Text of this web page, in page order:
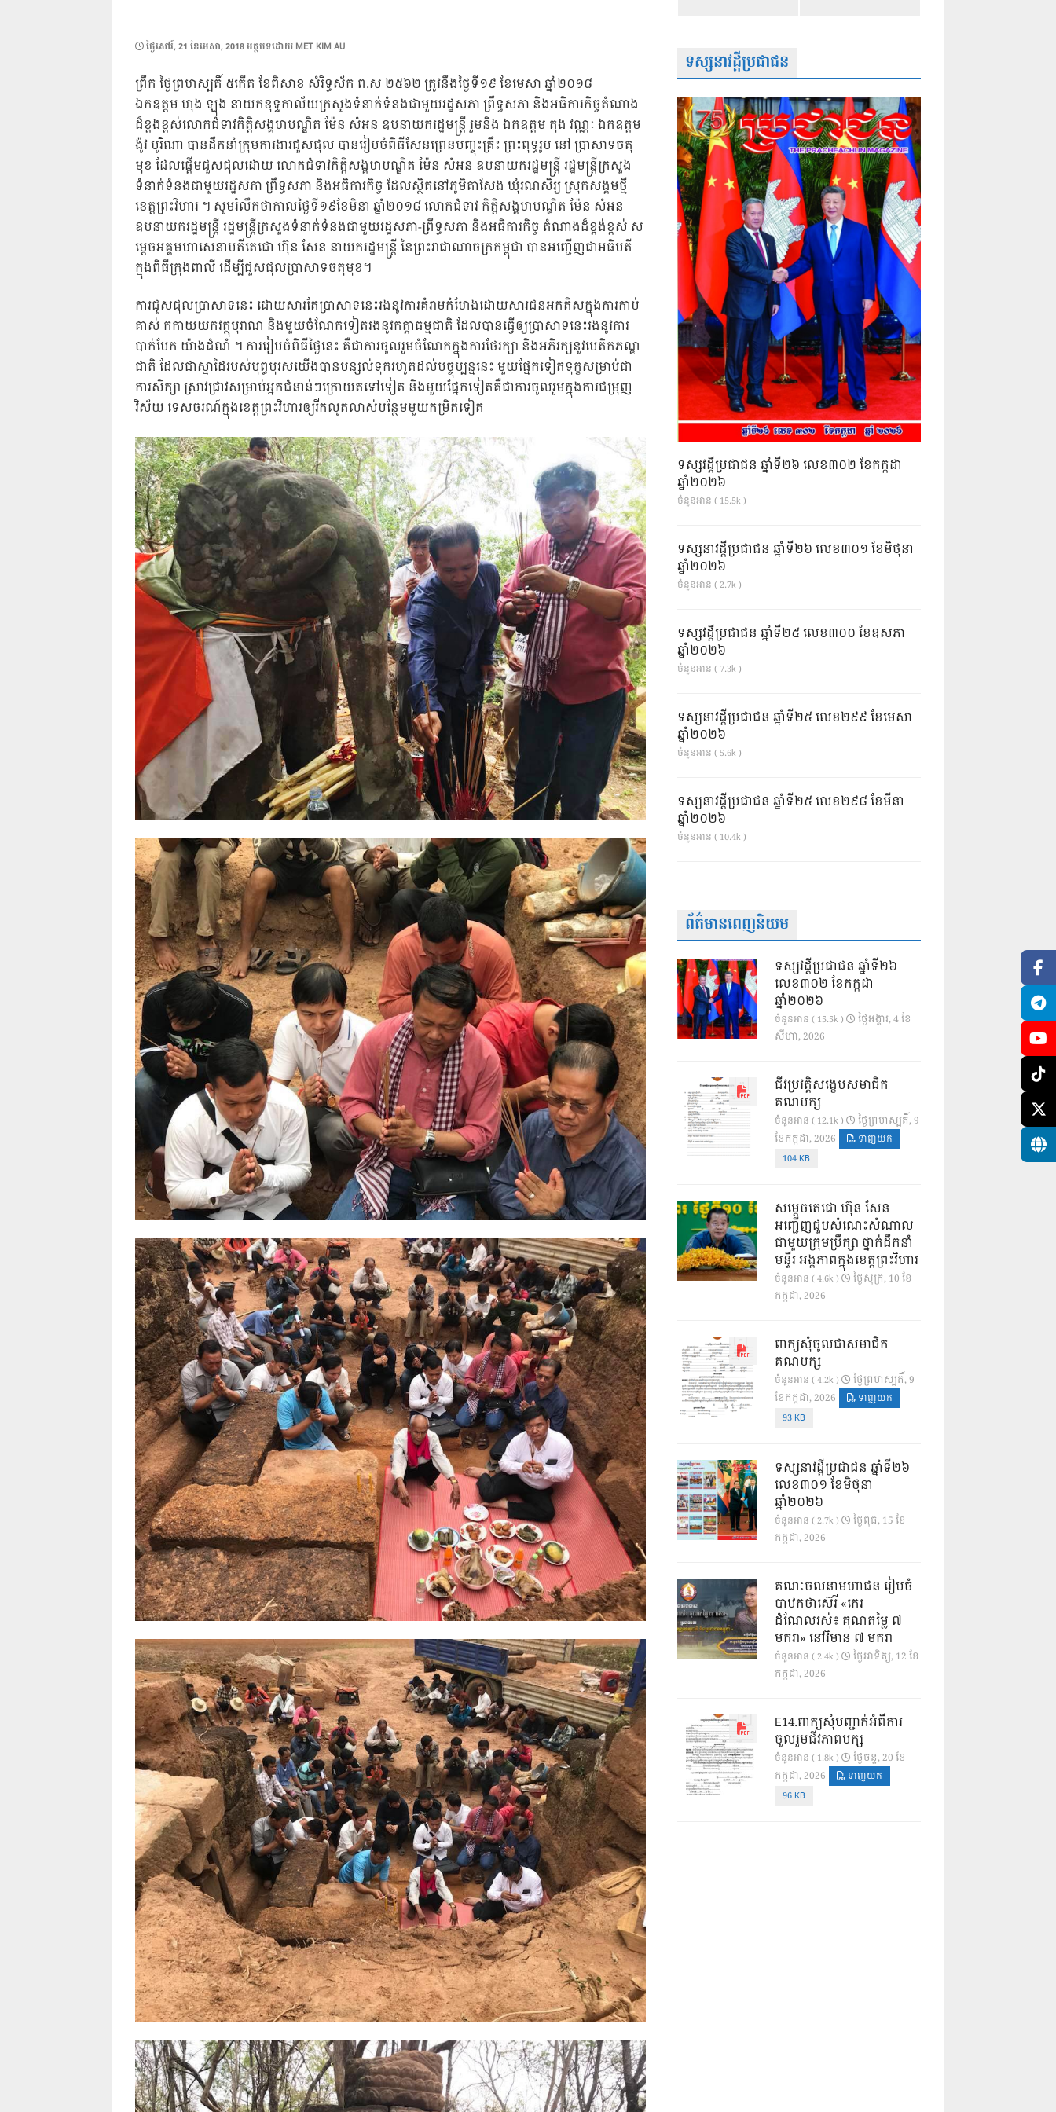
POSTED
ថ្ងៃ​សៅរ៍, 21 ខែ​មេសា, 2018អត្ថបទដោយ MET KIM AU
ព្រឹក ថ្ងៃព្រហស្បតិ៍ ៥កើត ខែពិសាខ សំរិទ្ធស័ក ព.ស ២៥៦២ ត្រូវនឹងថ្ងៃទី១៩ ខែមេសា ឆ្នាំ២០១៨
ឯកឧត្តម ហុង ឡុង នាយកខុទ្ទកាល័យក្រសួងទំនាក់ទំនងជាមួយរដ្ឋសភា ព្រឹទ្ធសភា និងអធិការកិច្ចតំណាង
ដ៏ខ្ពងខ្ពស់លោកជំទាវកិត្តិសង្គហបណ្ឌិត ម៉ែន សំអន ឧបនាយករដ្ឋមន្ត្រី រួមនិង ឯកឧត្តម តុង វណ្ណៈ ឯកឧត្តម
ង៉ូវ បូរីណា បានដឹកនាំក្រុមការងារជួសជុល បានរៀបចំពិធីសែនព្រេនបញ្ចុះគ្រឹះ ព្រះពុទ្ធរូប នៅ ប្រាសាទចតុ
មុខ ដែលផ្តើមជួសជុលដោយ លោកជំទាវកិត្តិសង្គហបណ្ឌិត ម៉ែន សំអន ឧបនាយករដ្ឋមន្ត្រី រដ្ឋមន្ត្រីក្រសួង
ទំនាក់ទំនងជាមួយរដ្ឋសភា ព្រឹទ្ធសភា និងអធិការកិច្ច ដែលស្ថិតនៅភូមិតាសែង ឃុំរណសិរ្យ ស្រុកសង្គមថ្មី
ខេត្តព្រះវិហារ ។ សូមរំលឹកថាកាលថ្ងៃទី១៩ខែមិនា ឆ្នាំ២០១៨ លោកជំទាវ កិត្តិសង្គហបណ្ឌិត ម៉ែន សំអន
ឧបនាយករដ្ឋមន្រ្ដី រដ្ឋមន្រ្ដីក្រសួងទំនាក់ទំនងជាមួយរដ្ឋសភា-ព្រឹទ្ធសភា និងអធិការកិច្ច តំណាងដ៏ខ្ពង់ខ្ពស់ ស
ម្តេចអគ្គមហាសេនាបតីតេជោ ហ៊ុន សែន នាយករដ្ឋមន្ត្រី នៃព្រះរាជាណាចក្រកម្ពុជា បានអញ្ជើញជាអធិបតី
ក្នុងពិធីក្រុងពាលី ដើម្បីជួសជុលប្រាសាទចតុមុខ។
ការជួសជុលប្រាសាទនេះ ដោយសារតែប្រាសាទនេះរងនូវការគំរាមកំហែងដោយសារជនអកតិសក្នុងការកាប់
គាស់ កកាយយកវត្ថុបុរាណ និងមួយចំណែកទៀតរងនូវកត្តាធម្មជាតិ ដែលបានធ្វើឲ្យប្រាសាទនេះរងនូវការ
បាក់បែក យ៉ាងដំណំ ។ ការរៀបចំពិធីថ្ងៃនេះ គឺជាការចូលរួមចំណែកក្នុងការថែរក្សា និងអភិរក្សនូវបេតិកភណ្ឌ
ជាតិ ដែលជាស្នាដៃរបស់បុព្ធបុរសយើងបានបន្សល់ទុករហូតដល់បច្ចុប្បន្ននេះ មួយផ្នែកទៀតទុក្ខសម្រាប់ជា
ការសិក្សា ស្រាវជ្រាវសម្រាប់អ្នកជំនាន់ៗក្រោយតទៅទៀត និងមួយផ្នែកទៀតគឺជាការចូលរួមក្នុងការជម្រុញ
វិស័យ ទេសចរណ៍ក្នុងខេត្តព្រះវិហារឲ្យរីកលូតលាស់បន្ថែមមួយកម្រិតទៀត
ទស្សនាវដ្តីប្រជាជន
ទស្សវដ្តីប្រជាជន ឆ្នាំទី២៦ លេខ៣០២ ខែកក្កដា
ឆ្នាំ២០២៦
ចំនួនអាន ( 15.5k )
ទស្សនាវដ្ដីប្រជាជន ឆ្នាំទី២៦ លេខ៣០១ ខែមិថុនា
ឆ្នាំ២០២៦
ចំនួនអាន ( 2.7k )
ទស្សវដ្តីប្រជាជន ឆ្នាំទី២៥ លេខ៣០០ ខែឧសភា
ឆ្នាំ២០២៦
ចំនួនអាន ( 7.3k )
ទស្សនាវដ្ដីប្រជាជន ឆ្នាំទី២៥ លេខ២៩៩ ខែមេសា
ឆ្នាំ២០២៦
ចំនួនអាន ( 5.6k )
ទស្សនាវដ្ដីប្រជាជន ឆ្នាំទី២៥ លេខ២៩៨ ខែមីនា
ឆ្នាំ២០២៦
ចំនួនអាន ( 10.4k )
ព័ត៌មានពេញនិយម
ទស្សវដ្តីប្រជាជន ឆ្នាំទី២៦
លេខ៣០២ ខែកក្កដា
ឆ្នាំ២០២៦
ចំនួនអាន ( 15.5k )
ថ្ងៃ​អង្គារ, 4 ខែ​
សីហា, 2026
ជីវប្រវត្តិសង្ខេបសមាជិក
គណបក្ស
ចំនួនអាន ( 12.1k )
ថ្ងៃ​ព្រហស្បតិ៍, 9
ខែ​កក្កដា, 2026
ទាញយក
104 KB
សម្តេចតេជោ ហ៊ុន សែន
អញ្ជើញជួបសំណេះសំណាល
ជាមួយក្រុមប្រឹក្សា ថ្នាក់ដឹកនាំ
មន្ទីរ អង្គភាពក្នុងខេត្តព្រះវិហារ
ចំនួនអាន ( 4.6k )
ថ្ងៃ​សុក្រ, 10 ខែ​
កក្កដា, 2026
ពាក្យសុំចូលជាសមាជិក
គណបក្ស
ចំនួនអាន ( 4.2k )
ថ្ងៃ​ព្រហស្បតិ៍, 9
ខែ​កក្កដា, 2026
ទាញយក
93 KB
ទស្សនាវដ្ដីប្រជាជន ឆ្នាំទី២៦
លេខ៣០១ ខែមិថុនា
ឆ្នាំ២០២៦
ចំនួនអាន ( 2.7k )
ថ្ងៃ​ពុធ, 15 ខែ​
កក្កដា, 2026
គណៈចលនាមហាជន រៀបចំ
បាឋកថាស៊េរី «កេរ
ដំណែលរស់៖ គុណតម្លៃ ៧
មករា» នៅវិមាន ៧ មករា
ចំនួនអាន ( 2.4k )
ថ្ងៃ​អាទិត្យ, 12 ខែ​
កក្កដា, 2026
E14.ពាក្យសុំបញ្ជាក់អំពីការ
ចូលរួមជីវភាពបក្ស
ចំនួនអាន ( 1.8k )
ថ្ងៃ​ចន្ទ, 20 ខែ​
កក្កដា, 2026
ទាញយក
96 KB